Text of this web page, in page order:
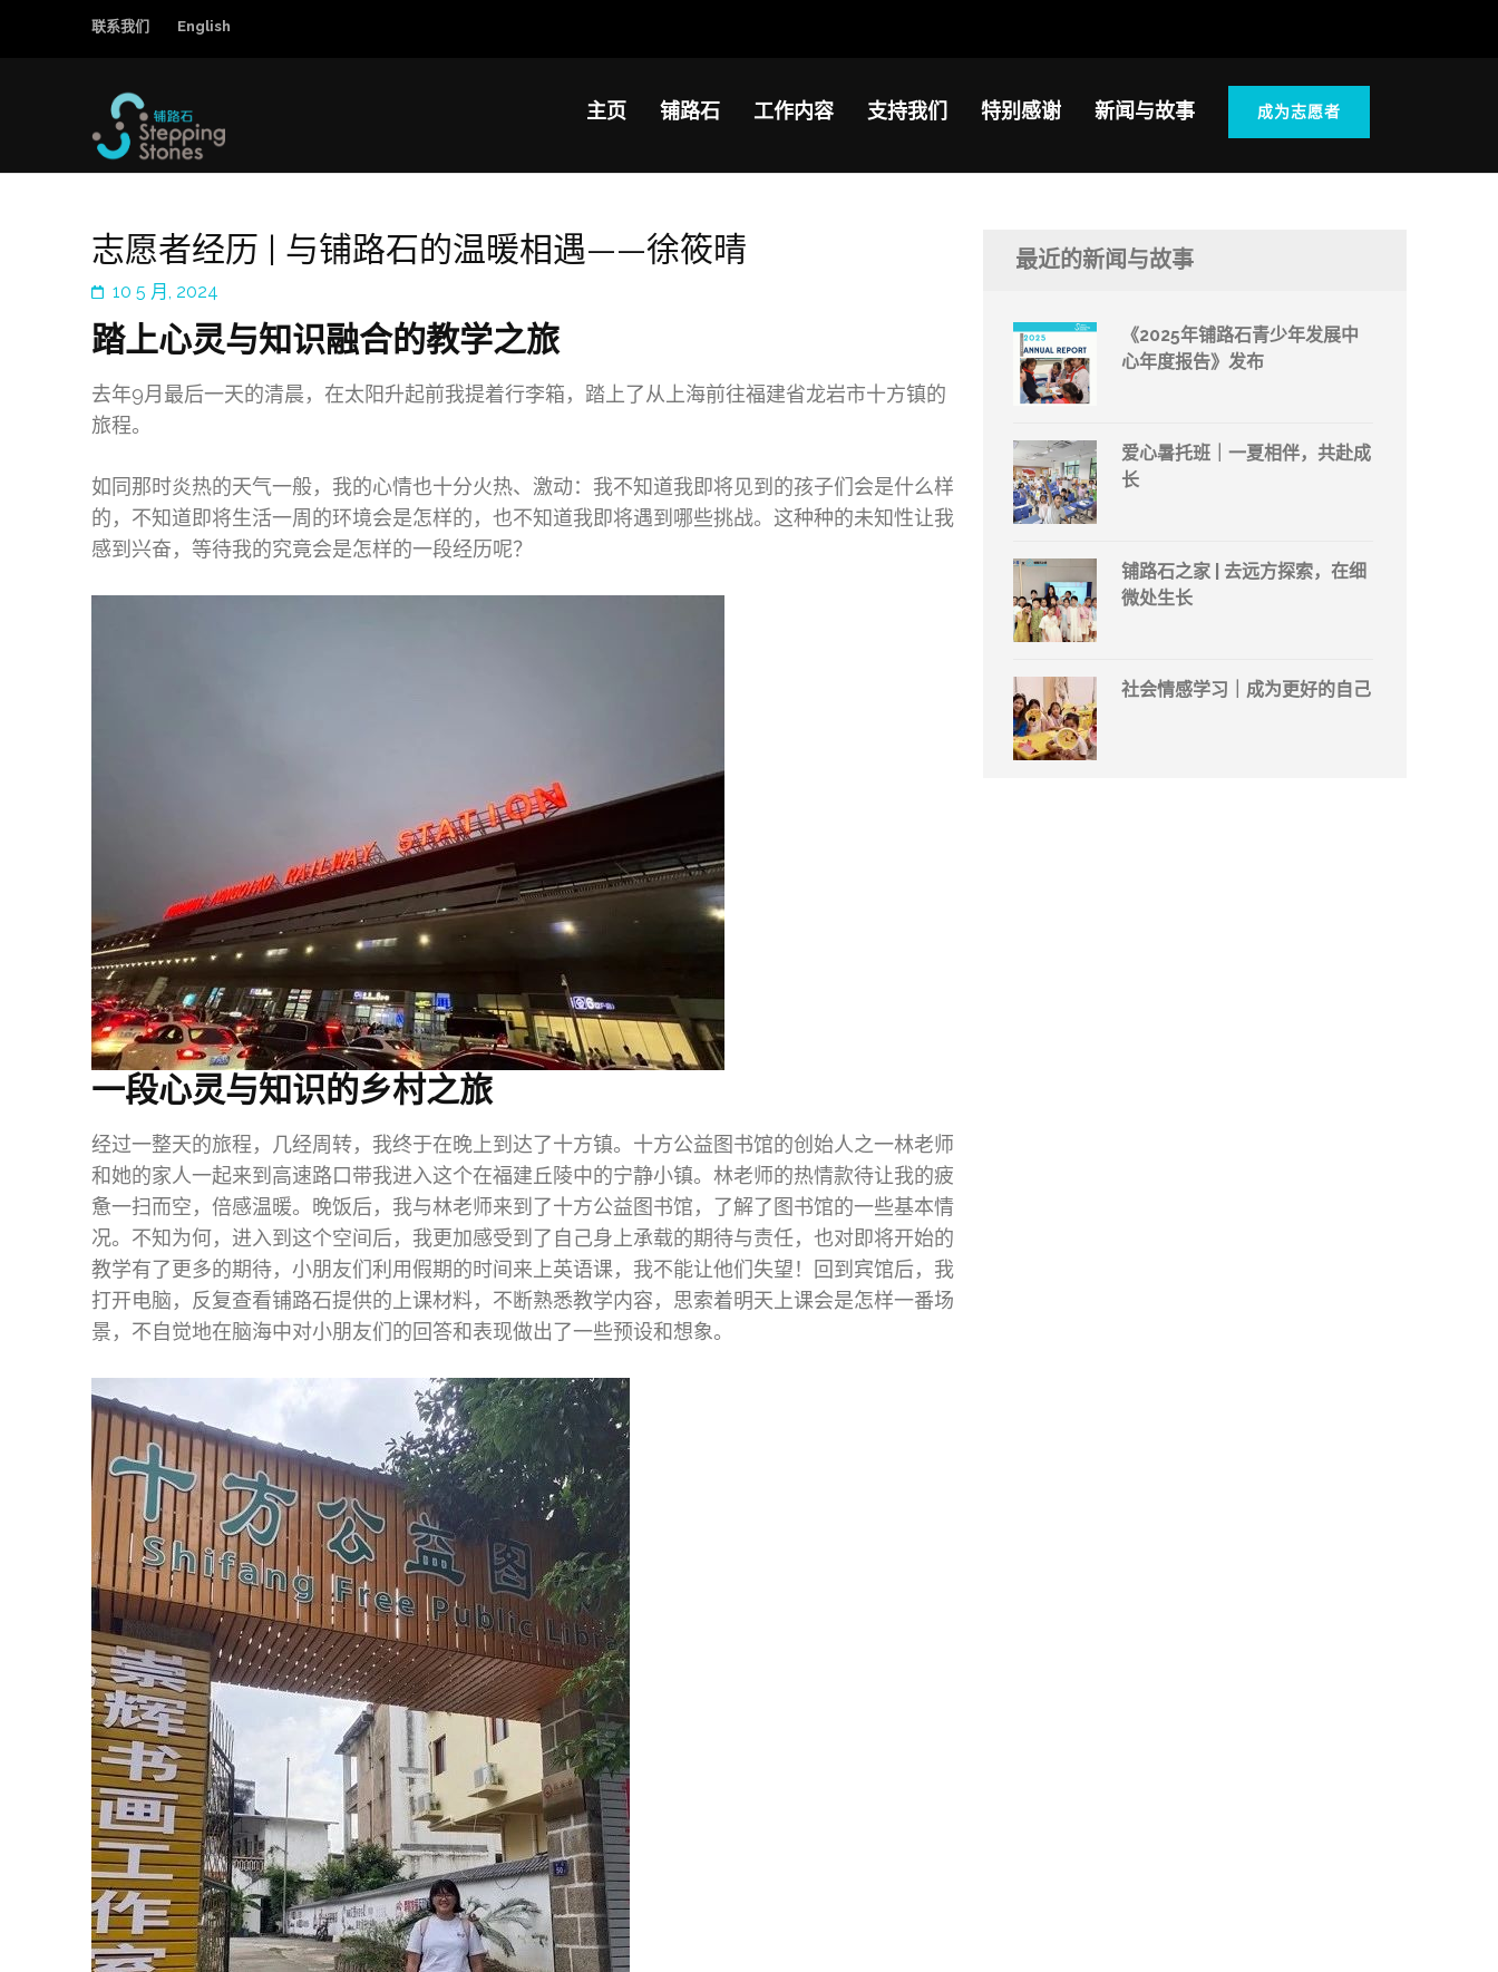
联系我们 English
主页 铺路石 工作内容 支持我们 特别感谢 新闻与故事 成为志愿者
志愿者经历 | 与铺路石的温暖相遇——徐筱晴
10 5 月, 2024
踏上心灵与知识融合的教学之旅
去年9月最后一天的清晨，在太阳升起前我提着行李箱，踏上了从上海前往福建省龙岩市十方镇的
旅程。
如同那时炎热的天气一般，我的心情也十分火热、激动：我不知道我即将见到的孩子们会是什么样
的，不知道即将生活一周的环境会是怎样的，也不知道我即将遇到哪些挑战。这种种的未知性让我
感到兴奋，等待我的究竟会是怎样的一段经历呢？
一段心灵与知识的乡村之旅
经过一整天的旅程，几经周转，我终于在晚上到达了十方镇。十方公益图书馆的创始人之一林老师
和她的家人一起来到高速路口带我进入这个在福建丘陵中的宁静小镇。林老师的热情款待让我的疲
惫一扫而空，倍感温暖。晚饭后，我与林老师来到了十方公益图书馆，了解了图书馆的一些基本情
况。不知为何，进入到这个空间后，我更加感受到了自己身上承载的期待与责任，也对即将开始的
教学有了更多的期待，小朋友们利用假期的时间来上英语课，我不能让他们失望！回到宾馆后，我
打开电脑，反复查看铺路石提供的上课材料，不断熟悉教学内容，思索着明天上课会是怎样一番场
景，不自觉地在脑海中对小朋友们的回答和表现做出了一些预设和想象。
最近的新闻与故事
《2025年铺路石青少年发展中
心年度报告》发布
爱心暑托班｜一夏相伴，共赴成
长
铺路石之家 | 去远方探索，在细
微处生长
社会情感学习｜成为更好的自己